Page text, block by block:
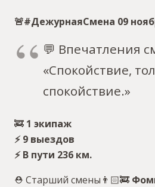
🚨#ДежурнаяСмена 09
💬 Впечатления
«Спокойствие,
спокойствие.»
🚒 1 экипаж
⚡️ 9 выездов
⚡️ В пути 236 км.
⛑ Старший смены👨🏻‍🚒